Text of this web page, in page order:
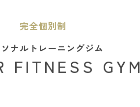
完全個別制
ナルトレーニングジム
FITNESS GYM